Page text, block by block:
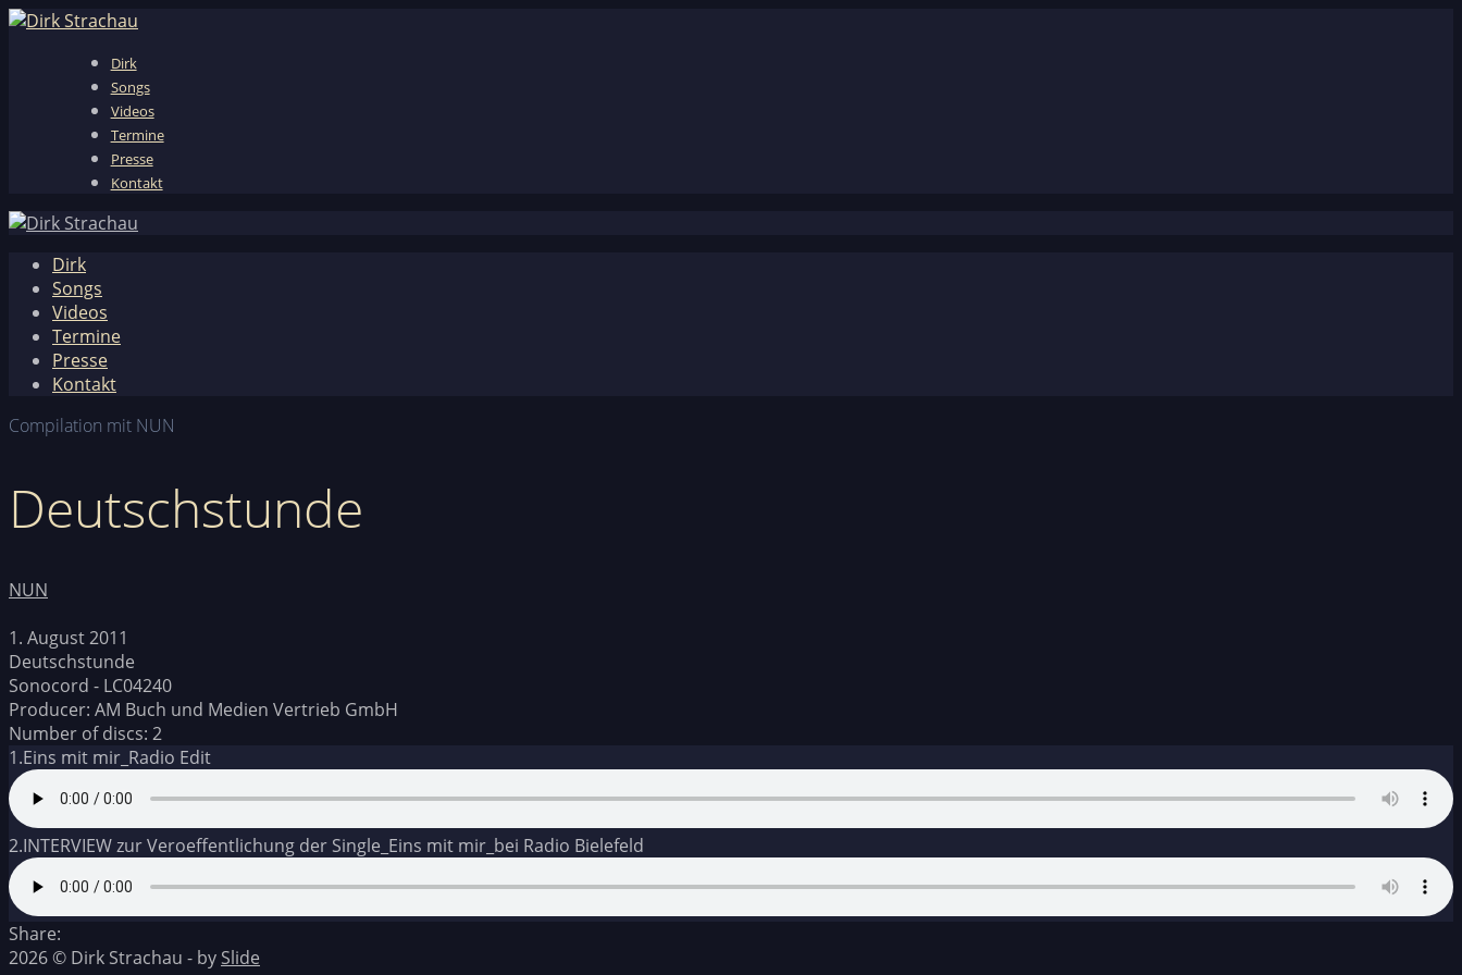
Dirk
Songs
Videos
Termine
Presse
Kontakt
Dirk
Songs
Videos
Termine
Presse
Kontakt
Compilation mit NUN
Deutschstunde
NUN
1. August 2011
Deutschstunde
Sonocord - LC04240
Producer: AM Buch und Medien Vertrieb GmbH
Number of discs: 2
1.Eins mit mir_Radio Edit
2.INTERVIEW zur Veroeffentlichung der Single_Eins mit mir_bei Radio Bielefeld
Share:
2026 © Dirk Strachau - by Slide